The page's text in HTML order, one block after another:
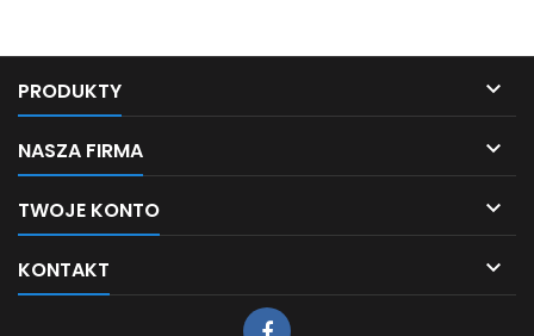
PRODUKTY 
NASZA FIRMA 
TWOJE KONTO 
KONTAKT 